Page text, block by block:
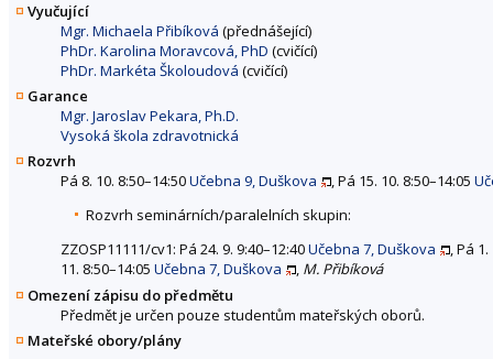
Vyučující
Mgr. Michaela Přibíková (přednášející)
PhDr. Karolina Moravcová, PhD (cvičící)
PhDr. Markéta Školoudová (cvičící)
Garance
Mgr. Jaroslav Pekara, Ph.D.
Vysoká škola zdravotnická
Rozvrh
Pá 8. 10. 8:50–14:50Učebna 9, Duškova , Pá 15. 10. 8:50–14:05
Rozvrh seminárních/paralelních skupin:
ZZOSP11111/cv1: Pá 24. 9. 9:40–12:40Učebna 7, Duškova
, Pá
11. 8:50–14:05 Učebna 7, Duškova , M. Přibíková
Omezení zápisu do předmětu
Předmět je určen pouze studentům mateřských oborů.
Mateřské obory/plány